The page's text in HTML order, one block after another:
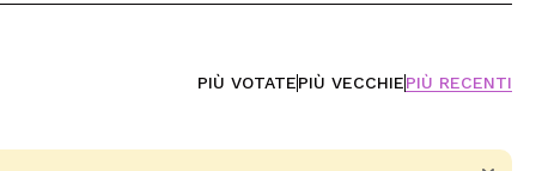
PIÙ VOTATEPIÙ VECCHIEPIÙ RECENTI